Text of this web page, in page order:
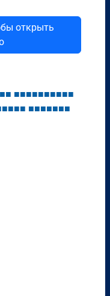
открыть
■■ ■■■■■■■■■■
■■■■ ■■■■■■■